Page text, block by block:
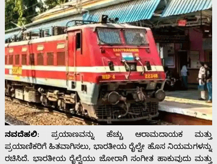
ನವದೆಹಲಿ: ಪ್ರಯಾಣವನ್ನು ಹೆಚ್ಚು ಆರಾಮದಾಯಕ ಮತ್ತು
ಪ್ರಯಾಣಿಕರಿಗೆ ಹಿತವಾಗಿಸಲು, ಭಾರತೀಯ ರೈಲ್ವೇ ಹೊಸ ನಿಯಮಗಳನ್ನು
ರಚಿಸಿದೆ. ಭಾರತೀಯ ರೈಲ್ವೆಯು ಜೋರಾಗಿ ಸಂಗೀತ ಹಾಕುವುದು ಮತ್ತು